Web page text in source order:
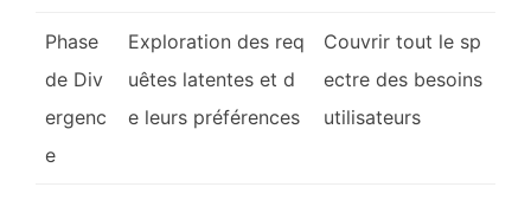
Phase
de Div
ergenc
e
Exploration des req
uêtes latentes et d
e leurs préférences
Couvrir tout le sp
ectre des besoins
utilisateurs